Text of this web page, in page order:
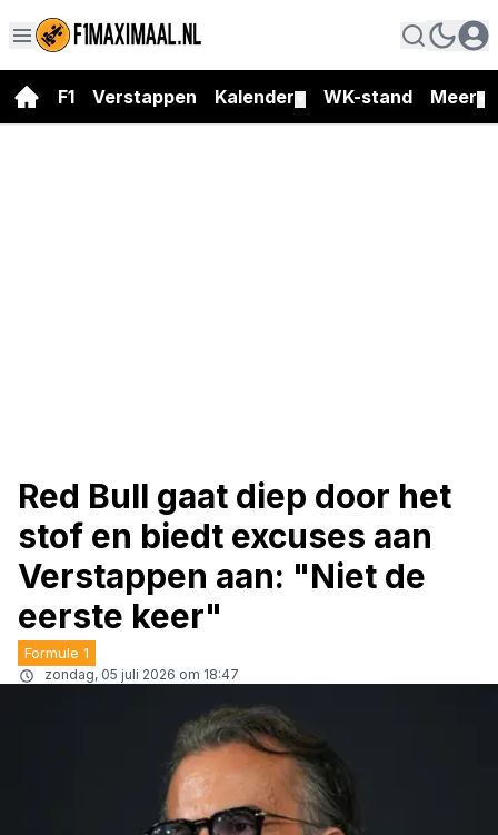
F1 Verstappen Kalender WK-stand Meer
Red Bull gaat diep door het
stof en biedt excuses aan
Verstappen aan: "Niet de
eerste keer"
Formule 1
zondag, 05 juli 2026 om 18:47